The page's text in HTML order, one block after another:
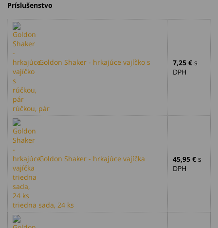
Príslušenstvo
Goldon Shaker - hrkajúce vajíčko s
rúčkou, pár
7,25 € s
DPH
Goldon Shaker - hrkajúce vajíčka
triedna sada, 24 ks
45,95 € s
DPH